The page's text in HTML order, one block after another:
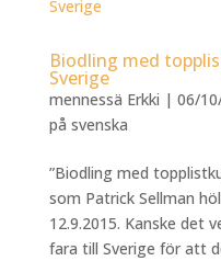
Biodling med
Sverige
mennessä Erkki | 06/
på svenska
”Biodling med
som Patrick Sellman
12.9.2015. Kanske det
fara till Sverige för att